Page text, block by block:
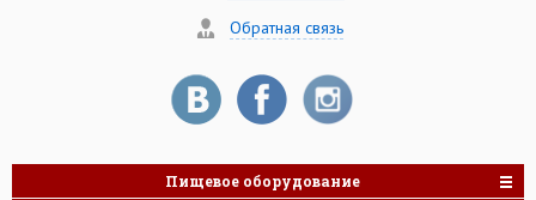
Обратная связь
Пищевое оборудование